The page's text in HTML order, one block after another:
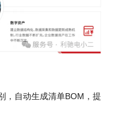
，自动生成清单BOM，提